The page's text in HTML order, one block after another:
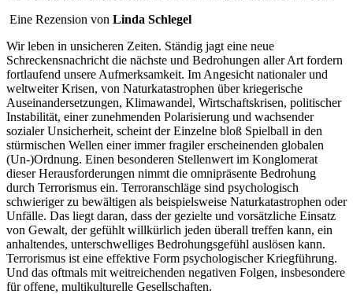
Eine Rezension von Linda Schlegel
Wir leben in unsicheren Zeiten. Ständig jagt eine neue
Schreckensnachricht die nächste und Bedrohungen aller Art fordern
fortlaufend unsere Aufmerksamkeit. Im Angesicht nationaler und
weltweiter Krisen, von Naturkatastrophen über kriegerische
Auseinandersetzungen, Klimawandel, Wirtschaftskrisen, politischer
Instabilität, einer zunehmenden Polarisierung und wachsender
sozialer Unsicherheit, scheint der Einzelne bloß Spielball in den
stürmischen Wellen einer immer fragiler erscheinenden globalen
(Un-)Ordnung. Einen besonderen Stellenwert im Konglomerat
dieser Herausforderungen nimmt die omnipräsente Bedrohung
durch Terrorismus ein. Terroranschläge sind psychologisch
schwieriger zu bewältigen als beispielsweise Naturkatastrophen oder
Unfälle. Das liegt daran, dass der gezielte und vorsätzliche Einsatz
von Gewalt, der gefühlt willkürlich jeden überall treffen kann, ein
anhaltendes, unterschwelliges Bedrohungsgefühl auslösen kann.
Terrorismus ist eine effektive Form psychologischer Kriegführung.
Und das oftmals mit weitreichenden negativen Folgen, insbesondere
für offene, multikulturelle Gesellschaften.